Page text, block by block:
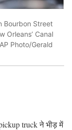
Bourbon Street
Orleans’ Canal
Photo/Gerald
truck ने भीड़ में